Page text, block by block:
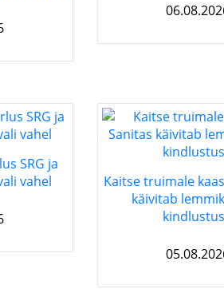
SRG ja
vahel
Kaitse truimale
käivitab